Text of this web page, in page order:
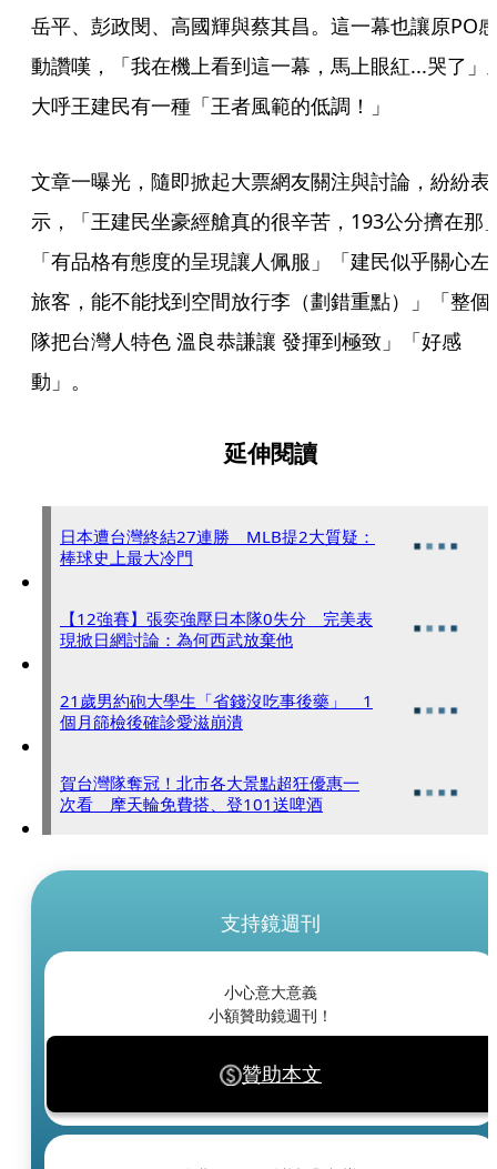
岳平、彭政閔、高國輝與蔡其昌。這一幕也讓原PO感
動讚嘆，「我在機上看到這一幕，馬上眼紅...哭了」
大呼王建民有一種「王者風範的低調！」
文章一曝光，隨即掀起大票網友關注與討論，紛紛表
示，「王建民坐豪經艙真的很辛苦，193公分擠在那
「有品格有態度的呈現讓人佩服」「建民似乎關心左
旅客，能不能找到空間放行李（劃錯重點）」「整個
隊把台灣人特色 溫良恭謙讓 發揮到極致」「好感
動」。
延伸閱讀
日本遭台灣終結27連勝 MLB提2大質疑：
棒球史上最大冷門
【12強賽】張奕強壓日本隊0失分 完美表
現掀日網討論：為何西武放棄他
21歲男約砲大學生「省錢沒吃事後藥」 1
個月篩檢後確診愛滋崩潰
賀台灣隊奪冠！北市各大景點超狂優惠一
次看 摩天輪免費搭、登101送啤酒
支持鏡週刊
小心意大意義
小額贊助鏡週刊！
贊助本文